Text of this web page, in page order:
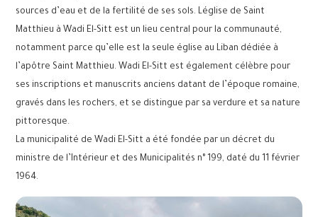
sources d’eau et de la fertilité de ses sols. Léglise de Saint
Matthieu à Wadi El-Sitt est un lieu central pour la communauté,
notamment parce qu’elle est la seule église au Liban dédiée à
l’apôtre Saint Matthieu. Wadi El-Sitt est également célèbre pour
ses inscriptions et manuscrits anciens datant de l’époque romaine,
gravés dans les rochers, et se distingue par sa verdure et sa nature
pittoresque.
La municipalité de Wadi El-Sitt a été fondée par un décret du
ministre de l’Intérieur et des Municipalités n° 199, daté du 11 février
1964.